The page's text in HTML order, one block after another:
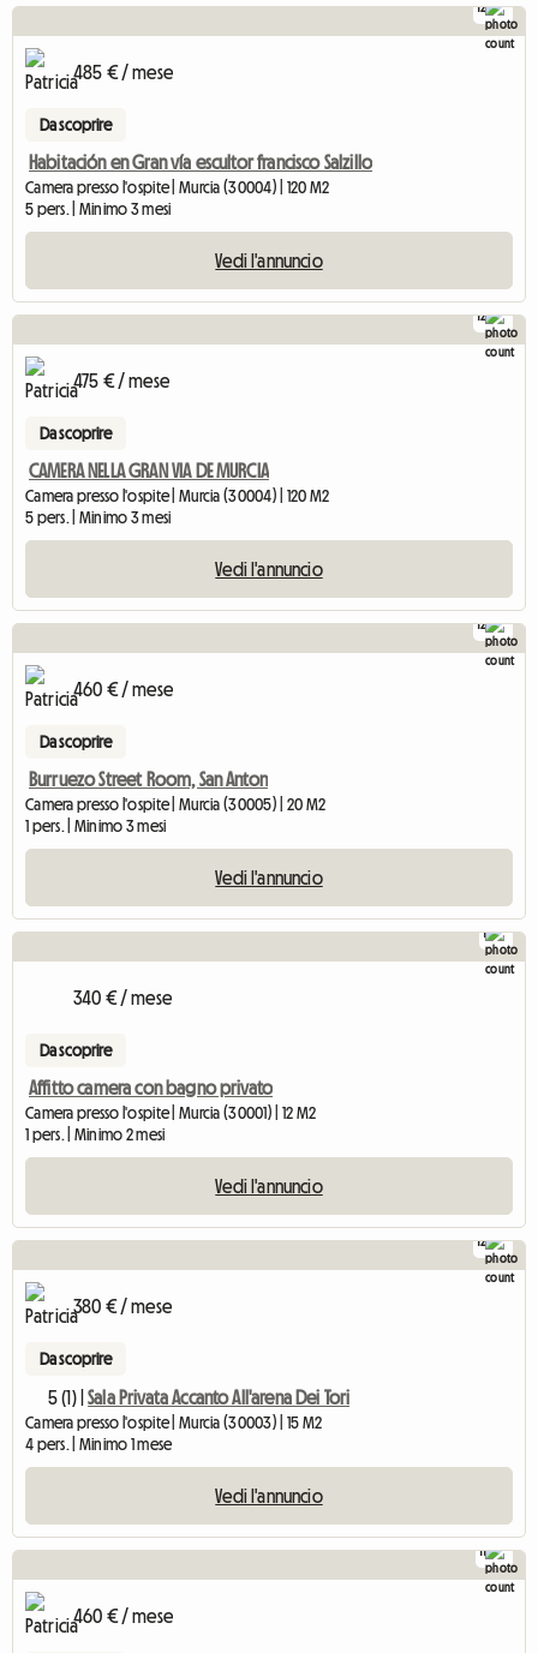
12
485 € / mese
Da scoprire
Habitación en Gran vía escultor francisco Salzillo
Camera presso l'ospite | Murcia (30004) | 120 M2
5 pers. | Minimo 3 mesi
Vedi l'annuncio
12
475 € / mese
Da scoprire
CAMERA NELLA GRAN VIA DE MURCIA
Camera presso l'ospite | Murcia (30004) | 120 M2
5 pers. | Minimo 3 mesi
Vedi l'annuncio
12
460 € / mese
Da scoprire
Burruezo Street Room, San Anton
Camera presso l'ospite | Murcia (30005) | 20 M2
1 pers. | Minimo 3 mesi
Vedi l'annuncio
1
340 € / mese
Da scoprire
Affitto camera con bagno privato
Camera presso l'ospite | Murcia (30001) | 12 M2
1 pers. | Minimo 2 mesi
Vedi l'annuncio
12
380 € / mese
Da scoprire
5 (1) | Sala Privata Accanto All'arena Dei Tori
Camera presso l'ospite | Murcia (30003) | 15 M2
4 pers. | Minimo 1 mese
Vedi l'annuncio
11
460 € / mese